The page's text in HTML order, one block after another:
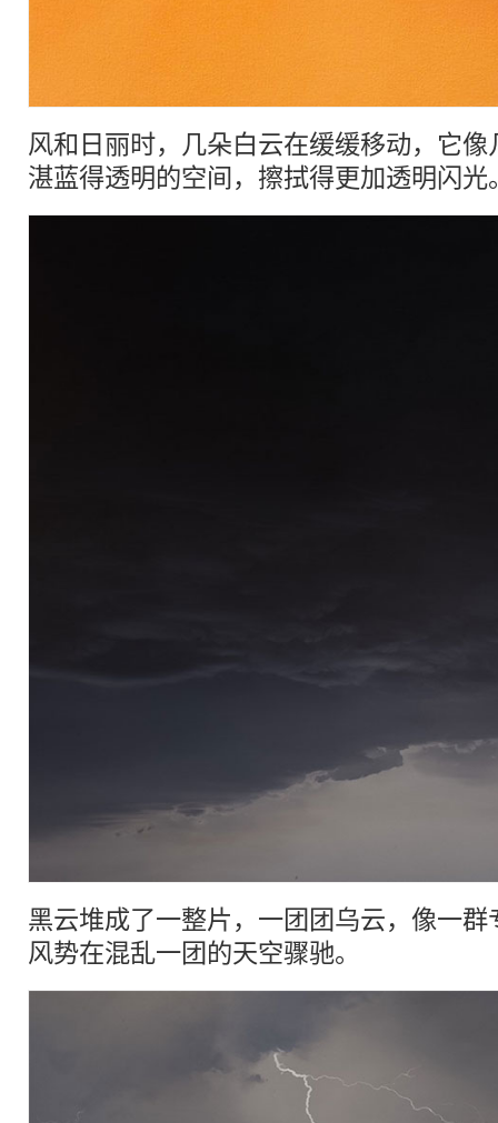
风和日丽时，几朵白云在缓缓移动，它
湛蓝得透明的空间，擦拭得更加透明闪光
黑云堆成了一整片，一团团乌云，像一
风势在混乱一团的天空骤驰。